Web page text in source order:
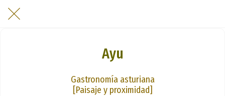
Ayu
Gastronomía asturiana
[Paisaje y proximidad]